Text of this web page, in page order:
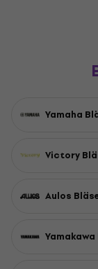
Yamaha
Victory
Aulos